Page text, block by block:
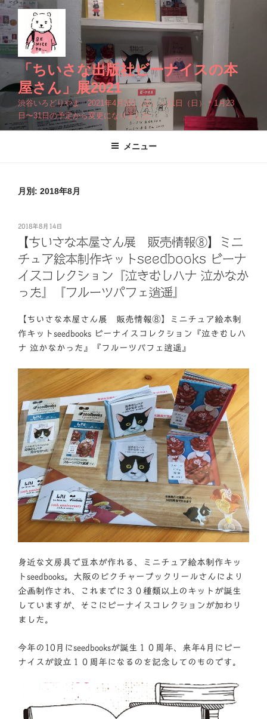
コ
ン
テ
ン
ス
キ
ッ
「ちいさな出版社ビーナイスの本
屋さん」展2021
渋谷いろどりやま 2021年4月3日（土）～11日（日）＊1月23
日〜31日の予定から変更になりました
メニュー
月別: 2018年8月
投
日:
2018年8月14日
【ちいさな本屋さん展 販売情報⑧】ミニ
チュア絵本制作キットseedbooks ビーナ
イスコレクション『泣きむしハナ 泣かなか
った』『フルーツパフェ逍遥』
【ちいさな本屋さん展 販売情報⑧】ミニチュア絵本制
作キットseedbooks ビーナイスコレクション『泣きむしハ
ナ 泣かなかった』『フルーツパフェ逍遥』
身近な文房具で豆本が作れる、ミニチュア絵本制作キッ
トseedbooks。大阪のピクチャーブックリールさんにより
企画制作され、これまでに３０種類以上のキットが誕生
していますが、そこにビーナイスコレクションが加わり
ました。
今年の10月にseedbooksが誕生１０周年、来年4月にビー
ナイスが設立１０周年になるのを記念してのものです。